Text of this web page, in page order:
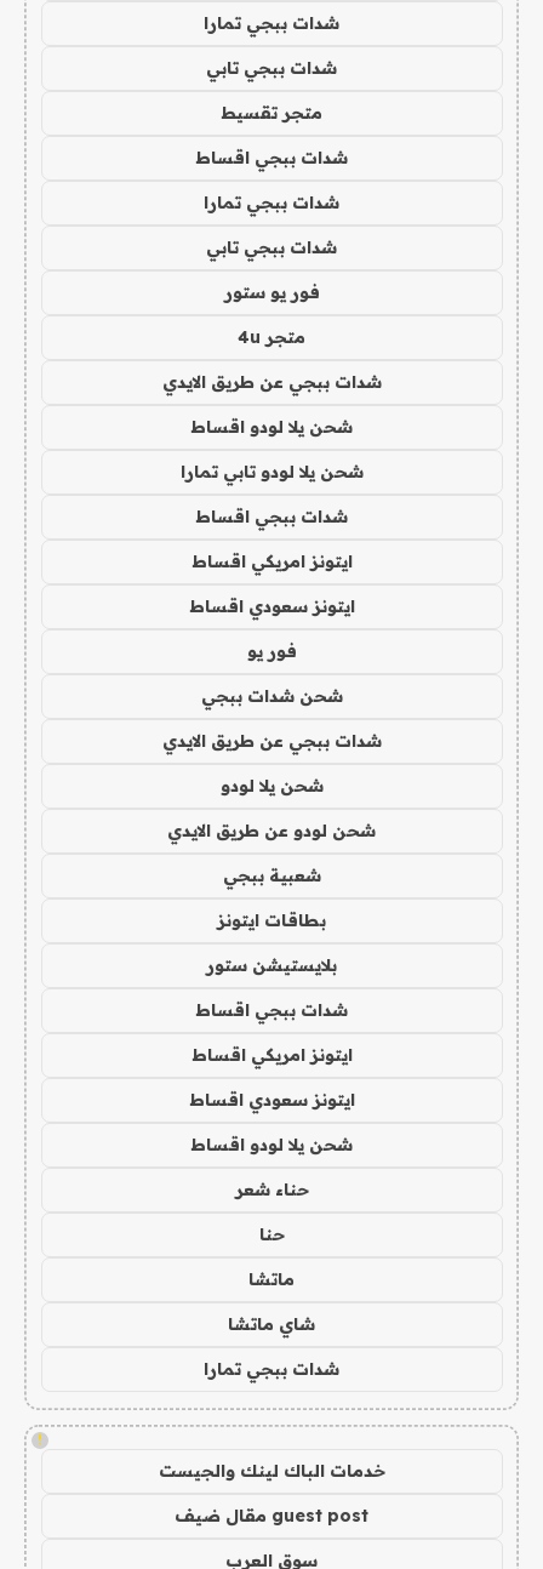
شدات ببجي تمارا
شدات ببجي تابي
متجر تقسيط
شدات ببجي اقساط
شدات ببجي تمارا
شدات ببجي تابي
فور يو ستور
متجر 4u
شدات ببجي عن طريق الايدي
شحن يلا لودو اقساط
شحن يلا لودو تابي تمارا
شدات ببجي اقساط
ايتونز امريكي اقساط
ايتونز سعودي اقساط
فور يو
شحن شدات ببجي
شدات ببجي عن طريق الايدي
شحن يلا لودو
شحن لودو عن طريق الايدي
شعبية ببجي
بطاقات ايتونز
بلايستيشن ستور
شدات ببجي اقساط
ايتونز امريكي اقساط
ايتونز سعودي اقساط
شحن يلا لودو اقساط
حناء شعر
حنا
ماتشا
شاي ماتشا
شدات ببجي تمارا
!
خدمات الباك لينك والجيست
guest post مقال ضيف
سوق العرب